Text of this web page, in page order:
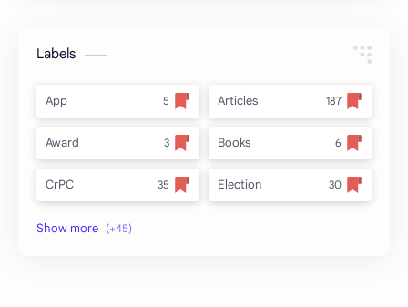
Labels
App Articles
Award Books
CrPC Election
Forest